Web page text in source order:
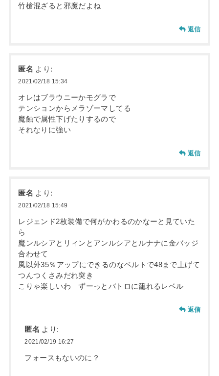
竹槍混ざると邪魔だよね
返信
匿名 より:
2021/02/18 15:34
オレはブラウニーかモグラで
テンションからメラゾーマしてる
魔蝕で属性下げたりするので
それなりに強い
返信
匿名 より:
2021/02/18 15:49
レジェンド2枚装備で何がかわるのかなーと見ていた
ら
魔ンルシアとリィンとアンルシアとルナナに金バッジ
合わせて
風以外35％アップにできるのなベルトで48まで上げて
つんつくさみだれ突き
こりゃ楽しいわ ずーっとバトロに籠れるレベル
返信
匿名 より:
2021/02/19 16:27
フォースもないのに？